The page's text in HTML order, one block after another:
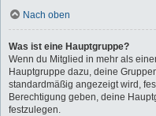
Nach oben
Was ist eine Hauptgruppe?
Wenn du Mitglied in mehr als
Hauptgruppe dazu, deine
standardmäßig angezeigt wird,
Berechtigung geben, deine
festzulegen.